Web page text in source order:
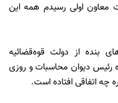
اولی رسیدم همه این
بنده از دولت قوه‌قضائیه
رئیس دیوان محاسبات و روزی
چه اتفاقی افتاده است.